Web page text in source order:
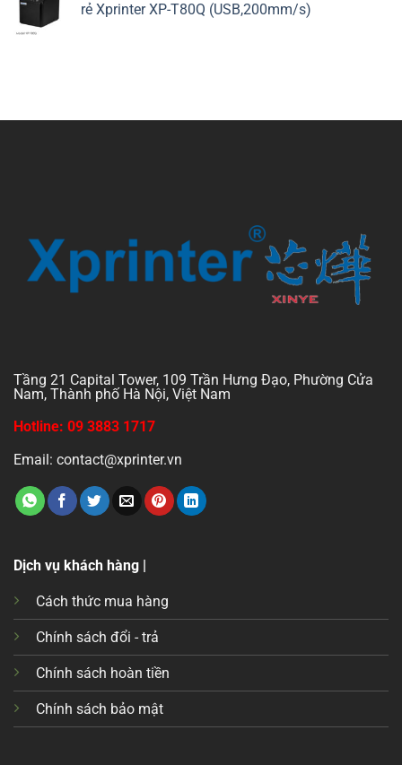
rẻ Xprinter XP-T80Q (USB,200mm/s)
Tầng 21 Capital Tower, 109 Trần Hưng Đạo, Phường Cửa
Nam, Thành phố Hà Nội, Việt Nam
Hotline: 09 3883 1717
Email: contact@xprinter.vn
Dịch vụ khách hàng |
Cách thức mua hàng
Chính sách đổi - trả
Chính sách hoàn tiền
Chính sách bảo mật